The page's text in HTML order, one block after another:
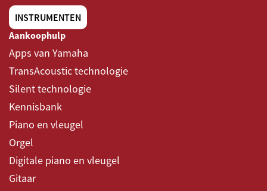
INSTRUMENTEN
Aankoophulp
Apps van Yamaha
TransAcoustic technologie
Silent technologie
Kennisbank
Piano en vleugel
Orgel
Digitale piano en vleugel
Gitaar